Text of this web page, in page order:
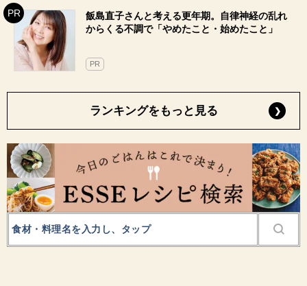
飯島直子さんと考える更年期。自律神経の乱れ
からくる不調で「やめたこと・始めたこと」
PR
ランキングをもっと見る